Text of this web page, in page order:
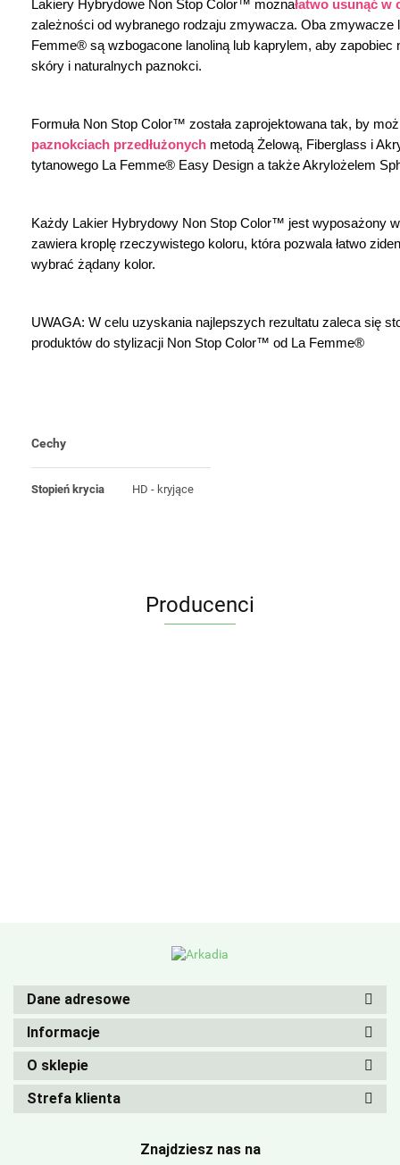
Lakiery Hybrydowe Non Stop Color™ możnałatwo usunąć w
zależności od wybranego rodzaju zmywacza. Oba zmywacze
Femme® są wzbogacone lanoliną lub kaprylem, aby zapobiec
skóry i naturalnych paznokci.
Formuła Non Stop Color™ została zaprojektowana tak, by
paznokciach przedłużonych metodą Żelową, Fiberglass i
tytanowego La Femme® Easy Design a także Akrylożelem
Każdy Lakier Hybrydowy Non Stop Color™ jest wyposażony
zawiera kroplę rzeczywistego koloru, która pozwala łatwo
wybrać żądany kolor.
UWAGA: W celu uzyskania najlepszych rezultatu zaleca się
produktów do stylizacji Non Stop Color™ od La Femme®
Cechy
Stopień krycia HD - kryjące
Producenci
Dane adresowe
Informacje
O sklepie
Strefa klienta
Znajdziesz nas na